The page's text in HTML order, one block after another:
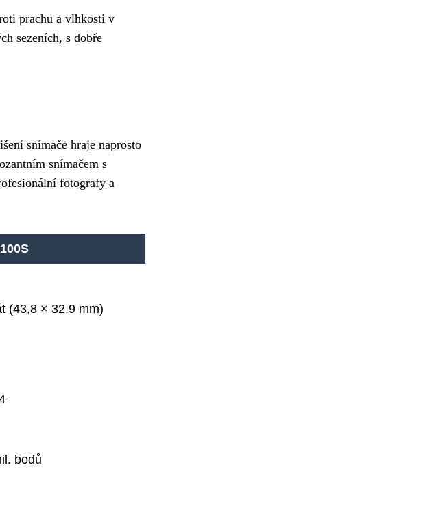
prachu a vlhkosti v
sezeních, s dobře
snímače hraje naprosto
snímačem s
fotografy a
(43,8 × 32,9 mm)
bodů